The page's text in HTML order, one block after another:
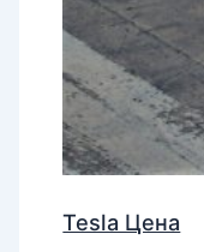
Tesla Цена